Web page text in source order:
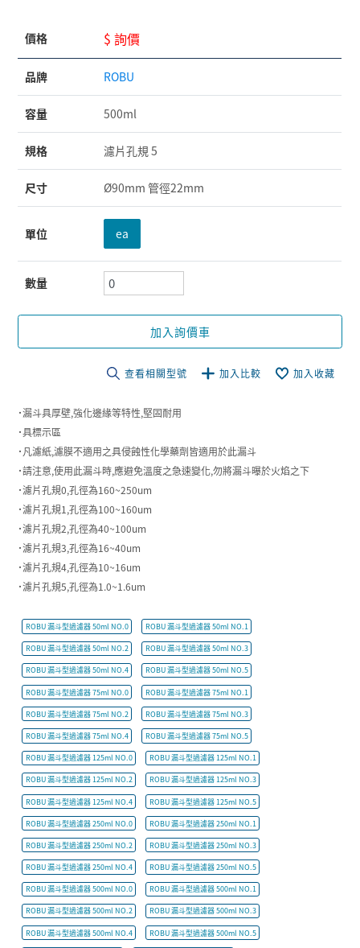
價格 $ 詢價
品牌 ROBU
容量 500ml
規格 濾片孔規 5
尺寸 Ø90mm 管徑22mm
單位 ea
數量
加入詢價車
查看相關型號 加入比較 加入收藏
˙漏斗具厚壁,強化邊緣等特性,堅固耐用
˙具標示區
˙凡濾紙,濾膜不適用之具侵蝕性化學藥劑皆適用於此漏斗
˙請注意,使用此漏斗時,應避免溫度之急速變化,勿將漏斗曝於火焰之下
˙濾片孔規0,孔徑為160~250um
˙濾片孔規1,孔徑為100~160um
˙濾片孔規2,孔徑為40~100um
˙濾片孔規3,孔徑為16~40um
˙濾片孔規4,孔徑為10~16um
˙濾片孔規5,孔徑為1.0~1.6um
ROBU 漏斗型過濾器 50ml NO.0 ROBU 漏斗型過濾器 50ml NO.1
ROBU 漏斗型過濾器 50ml NO.2 ROBU 漏斗型過濾器 50ml NO.3
ROBU 漏斗型過濾器 50ml NO.4 ROBU 漏斗型過濾器 50ml NO.5
ROBU 漏斗型過濾器 75ml NO.0 ROBU 漏斗型過濾器 75ml NO.1
ROBU 漏斗型過濾器 75ml NO.2 ROBU 漏斗型過濾器 75ml NO.3
ROBU 漏斗型過濾器 75ml NO.4 ROBU 漏斗型過濾器 75ml NO.5
ROBU 漏斗型過濾器 125ml NO.0 ROBU 漏斗型過濾器 125ml NO.1
ROBU 漏斗型過濾器 125ml NO.2 ROBU 漏斗型過濾器 125ml NO.3
ROBU 漏斗型過濾器 125ml NO.4 ROBU 漏斗型過濾器 125ml NO.5
ROBU 漏斗型過濾器 250ml NO.0 ROBU 漏斗型過濾器 250ml NO.1
ROBU 漏斗型過濾器 250ml NO.2 ROBU 漏斗型過濾器 250ml NO.3
ROBU 漏斗型過濾器 250ml NO.4 ROBU 漏斗型過濾器 250ml NO.5
ROBU 漏斗型過濾器 500ml NO.0 ROBU 漏斗型過濾器 500ml NO.1
ROBU 漏斗型過濾器 500ml NO.2 ROBU 漏斗型過濾器 500ml NO.3
ROBU 漏斗型過濾器 500ml NO.4 ROBU 漏斗型過濾器 500ml NO.5